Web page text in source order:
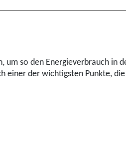
um so den Energieverbrauch in
einer der wichtigsten Punkte,